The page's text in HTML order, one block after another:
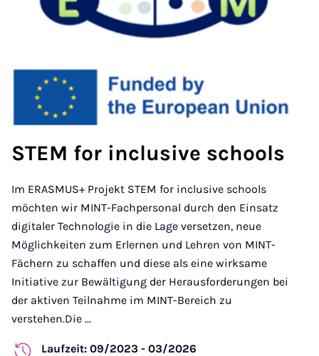
STEM for inclusive schools
Im ERASMUS+ Projekt STEM for inclusive schools
möchten wir MINT-Fachpersonal durch den Einsatz
digitaler Technologie in die Lage versetzen, neue
Möglichkeiten zum Erlernen und Lehren von MINT-
Fächern zu schaffen und diese als eine wirksame
Initiative zur Bewältigung der Herausforderungen bei
der aktiven Teilnahme im MINT-Bereich zu
verstehen.Die ...
Laufzeit: 09/2023 - 03/2026